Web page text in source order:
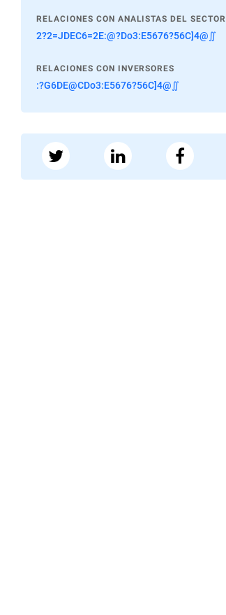
RELACIONES CON ANALISTAS DEL SECTOR
2?2=JDEC6=2E:@?Do3:E5676?56C]4@∬
RELACIONES CON INVERSORES
:?G6DE@CDo3:E5676?56C]4@∬